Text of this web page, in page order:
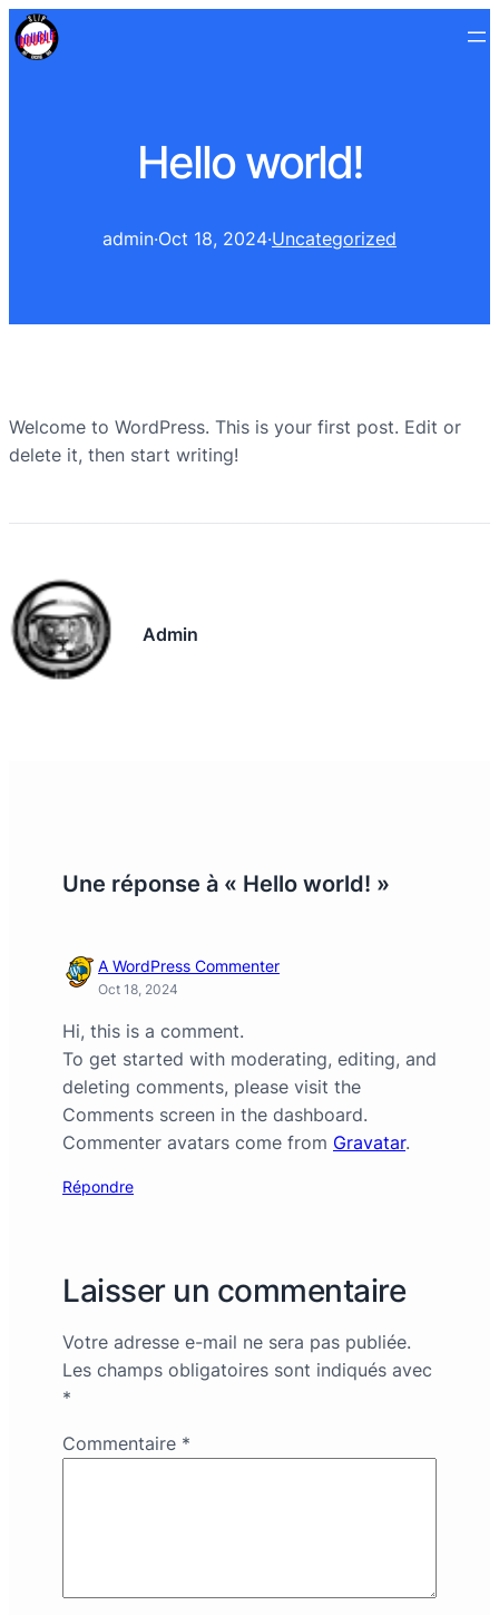
Hello world!
admin·Oct 18, 2024·Uncategorized
Welcome to WordPress. This is your first post. Edit or
delete it, then start writing!
Admin
Une réponse à « Hello world! »
A WordPress Commenter
Oct 18, 2024
Hi, this is a comment.
To get started with moderating, editing, and
deleting comments, please visit the
Comments screen in the dashboard.
Commenter avatars come from Gravatar.
Répondre
Laisser un commentaire
Votre adresse e-mail ne sera pas publiée.
Les champs obligatoires sont indiqués avec
*
Commentaire *